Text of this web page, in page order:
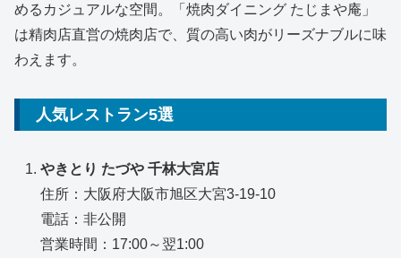
めるカジュアルな空間。「焼肉ダイニング たじまや庵」
は精肉店直営の焼肉店で、質の高い肉がリーズナブルに味
わえます。
人気レストラン5選
やきとり たづや 千林大宮店
住所：大阪府大阪市旭区大宮3-19-10
電話：非公開
営業時間：17:00～翌1:00